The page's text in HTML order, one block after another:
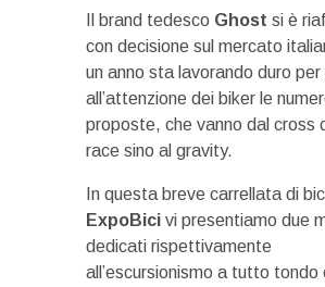
Il brand tedesco Ghost si è
con decisione sul mercato
un anno sta lavorando duro
all’attenzione dei biker le
proposte, che vanno dal cross
race sino al gravity.
In questa breve carrellata di
ExpoBici vi presentiamo due
dedicati rispettivamente
all’escursionismo a tutto tondo